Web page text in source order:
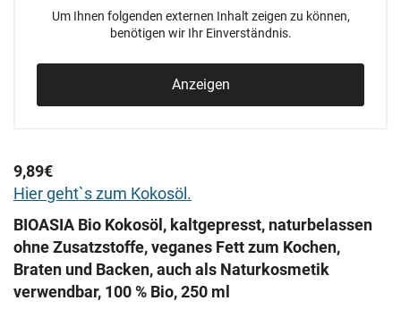
Um Ihnen folgenden externen Inhalt zeigen zu können,
benötigen wir Ihr Einverständnis.
Anzeigen
9,89€
Hier geht`s zum Kokosöl.
BIOASIA Bio Kokosöl, kaltgepresst, naturbelassen
ohne Zusatzstoffe, veganes Fett zum Kochen,
Braten und Backen, auch als Naturkosmetik
verwendbar, 100 % Bio, 250 ml